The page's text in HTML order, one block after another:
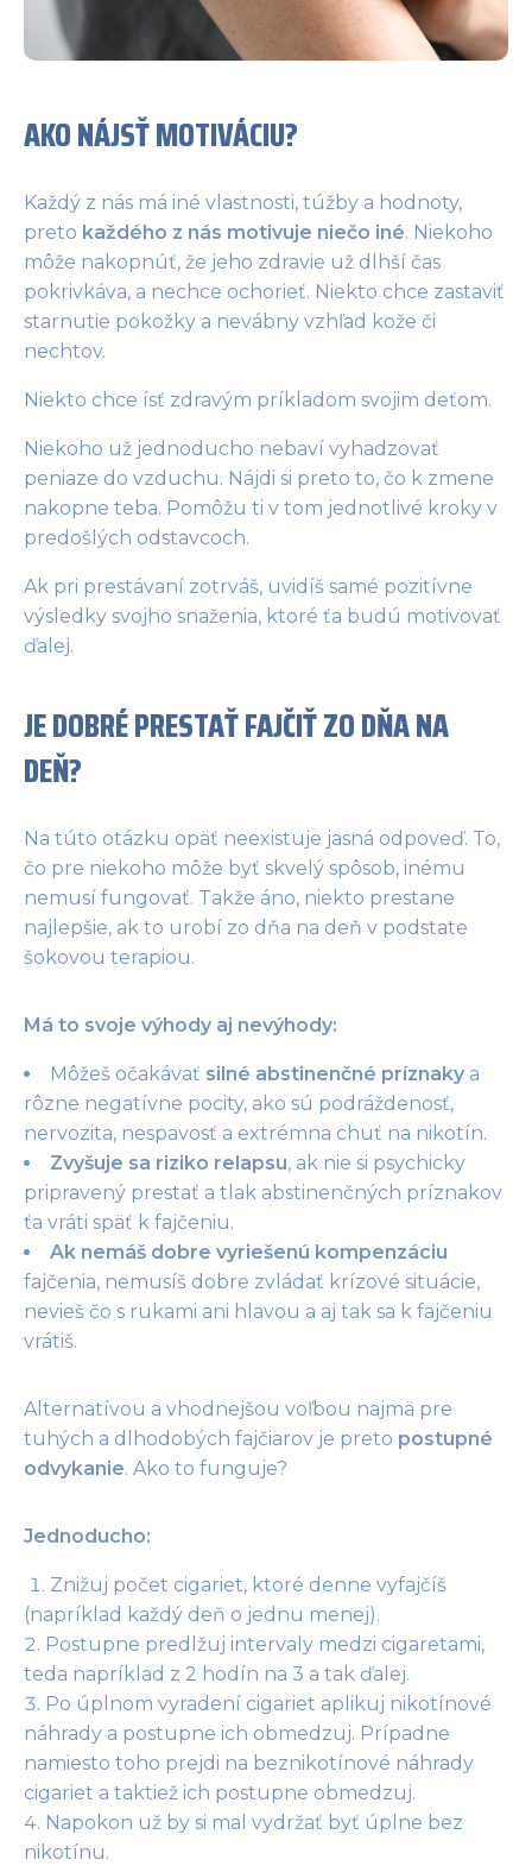
AKO NÁJSŤ MOTIVÁCIU?
Každý z nás má iné vlastnosti, túžby a hodnoty,
preto každého z nás motivuje niečo iné. Niekoho
môže nakopnúť, že jeho zdravie už dlhší čas
pokrivkáva, a nechce ochorieť. Niekto chce zastaviť
starnutie pokožky a nevábny vzhľad kože či
nechtov.
Niekto chce ísť zdravým príkladom svojim deťom.
Niekoho už jednoducho nebaví vyhadzovať
peniaze do vzduchu. Nájdi si preto to, čo k zmene
nakopne teba. Pomôžu ti v tom jednotlivé kroky v
predošlých odstavcoch.
Ak pri prestávaní zotrváš, uvidíš samé pozitívne
výsledky svojho snaženia, ktoré ťa budú motivovať
ďalej.
JE DOBRÉ PRESTAŤ FAJČIŤ ZO DŇA NA
DEŇ?
Na túto otázku opäť neexistuje jasná odpoveď. To,
čo pre niekoho môže byť skvelý spôsob, inému
nemusí fungovať. Takže áno, niekto prestane
najlepšie, ak to urobí zo dňa na deň v podstate
šokovou terapiou.
Má to svoje výhody aj nevýhody:
Môžeš očakávať silné abstinenčné príznaky a
rôzne negatívne pocity, ako sú podráždenosť,
nervozita, nespavosť a extrémna chuť na nikotín.
Zvyšuje sa riziko relapsu, ak nie si psychicky
pripravený prestať a tlak abstinenčných príznakov
ťa vráti späť k fajčeniu.
Ak nemáš dobre vyriešenú kompenzáciu
fajčenia, nemusíš dobre zvládať krízové situácie,
nevieš čo s rukami ani hlavou a aj tak sa k fajčeniu
vrátiš.
Alternatívou a vhodnejšou voľbou najmä pre
tuhých a dlhodobých fajčiarov je preto postupné
odvykanie. Ako to funguje?
Jednoducho:
Znižuj počet cigariet, ktoré denne vyfajčíš
(napríklad každý deň o jednu menej).
Postupne predlžuj intervaly medzi cigaretami,
teda napríklad z 2 hodín na 3 a tak ďalej.
Po úplnom vyradení cigariet aplikuj nikotínové
náhrady a postupne ich obmedzuj. Prípadne
namiesto toho prejdi na beznikotínové náhrady
cigariet a taktiež ich postupne obmedzuj.
Napokon už by si mal vydržať byť úplne bez
nikotínu.